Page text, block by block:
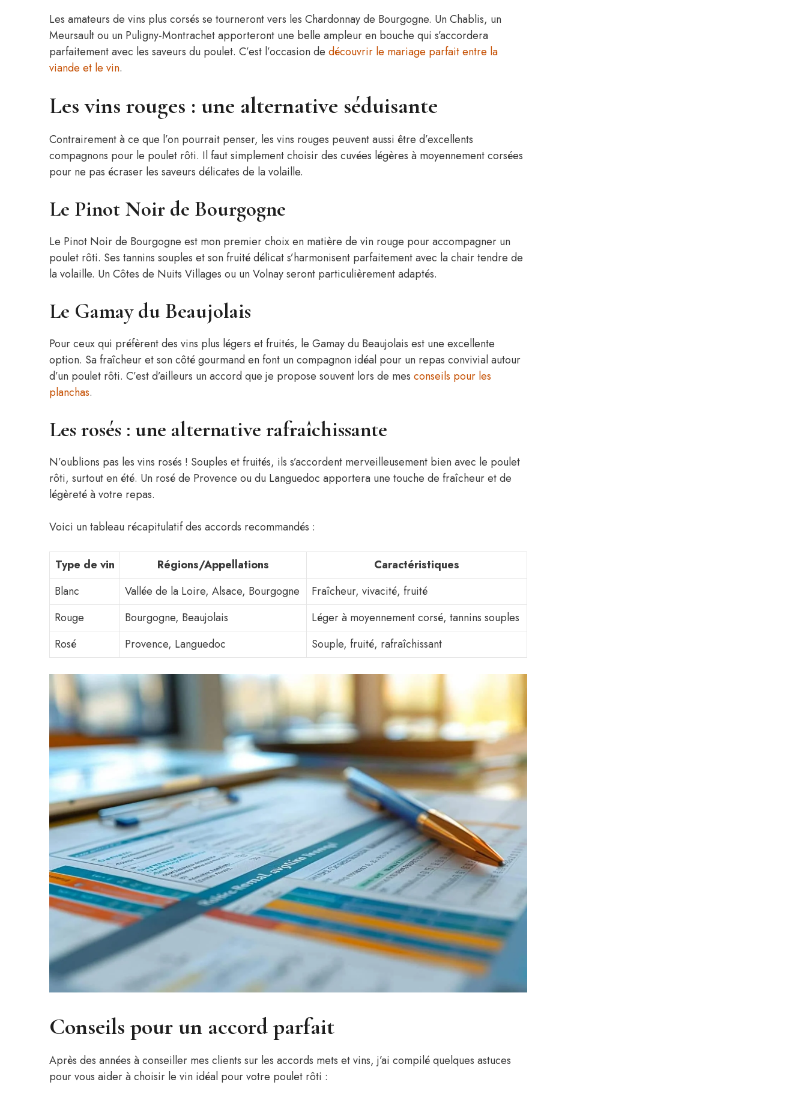
Les amateurs de vins plus corsés se tourneront vers les Chardonnay de Bourgogne. Un Chablis, un
Meursault ou un Puligny-Montrachet apporteront une belle ampleur en bouche qui s’accordera
parfaitement avec les saveurs du poulet. C’est l’occasion de découvrir le mariage parfait entre la
viande et le vin.
Les vins rouges : une alternative séduisante
Contrairement à ce que l’on pourrait penser, les vins rouges peuvent aussi être d’excellents
compagnons pour le poulet rôti. Il faut simplement choisir des cuvées légères à moyennement corsées
pour ne pas écraser les saveurs délicates de la volaille.
Le Pinot Noir de Bourgogne
Le Pinot Noir de Bourgogne est mon premier choix en matière de vin rouge pour accompagner un
poulet rôti. Ses tannins souples et son fruité délicat s’harmonisent parfaitement avec la chair tendre de
la volaille. Un Côtes de Nuits Villages ou un Volnay seront particulièrement adaptés.
Le Gamay du Beaujolais
Pour ceux qui préfèrent des vins plus légers et fruités, le Gamay du Beaujolais est une excellente
option. Sa fraîcheur et son côté gourmand en font un compagnon idéal pour un repas convivial autour
d’un poulet rôti. C’est d’ailleurs un accord que je propose souvent lors de mes conseils pour les
planchas.
Les rosés : une alternative rafraîchissante
N’oublions pas les vins rosés ! Souples et fruités, ils s’accordent merveilleusement bien avec le poulet
rôti, surtout en été. Un rosé de Provence ou du Languedoc apportera une touche de fraîcheur et de
légèreté à votre repas.
Voici un tableau récapitulatif des accords recommandés :
Type de vin Régions/Appellations
Caractéristiques
Blanc
Vallée de la Loire, Alsace, Bourgogne
Fraîcheur, vivacité, fruité
Rouge
Bourgogne, Beaujolais
Léger à moyennement corsé, tannins souples
Rosé
Provence, Languedoc Souple, fruité, rafraîchissant
Conseils pour un accord parfait
Après des années à conseiller mes clients sur les accords mets et vins, j’ai compilé quelques astuces
pour vous aider à choisir le vin idéal pour votre poulet rôti :